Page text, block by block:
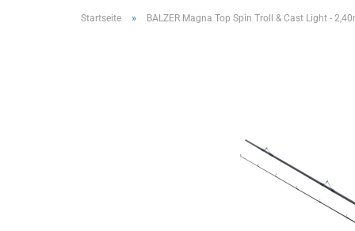
KESCHER / SENKE / GAFF POSEN SBIRULINOS
Startseite » BALZER Magna Top Spin Troll & Cast Light -